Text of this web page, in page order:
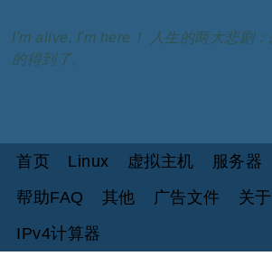
I'm alive, I'm here！ 人生的两大悲剧
的得到了。
首页 Linux 虚拟主机 服务器
帮助FAQ
其他 广告文件 关于
IPv4计算器